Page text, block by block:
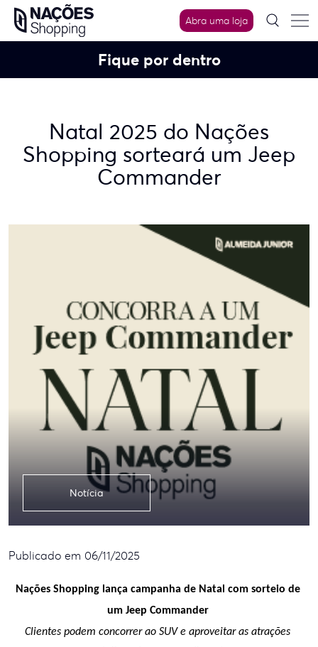
Skip
content
Abra uma loja
Fique por dentro
Natal 2025 do Nações
Shopping sorteará um Jeep
Commander
Notícia
Publicado em 06/11/2025
Nações Shopping lança campanha de Natal com sorteio de
um Jeep Commander
Clientes podem concorrer ao SUV e aproveitar as atrações